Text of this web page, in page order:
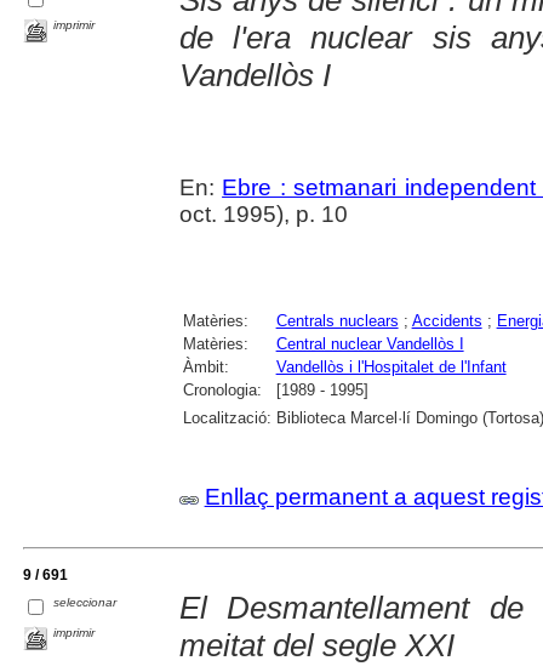
imprimir
de l'era nuclear sis
Vandellòs I
En: Ebre : setmanari
oct. 1995), p. 10
Matèries: Centrals nuclears ; Accidents ;
Matèries:
Central nuclear Vandellòs I
Àmbit:
Vandellòs i l'Hospitalet de l'Infant
Cronologia:
[1989 - 1995]
Localització: Biblioteca Marcel·lí Domingo (Tortosa)
Enllaç permanent a aquest
9 / 691
seleccionar
imprimir
El Desmantellament
meitat del segle XXI